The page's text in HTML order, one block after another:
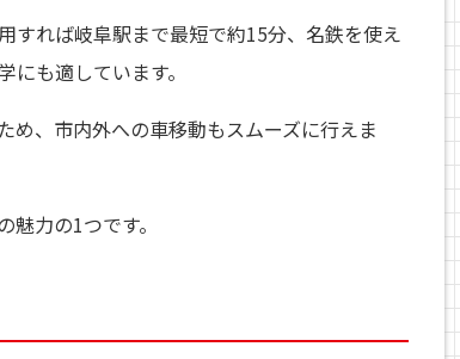
すれば岐阜駅まで最短で約15分、名鉄を使え
も適しています。
め、市内外への車移動もスムーズに行えま
力の1つです。